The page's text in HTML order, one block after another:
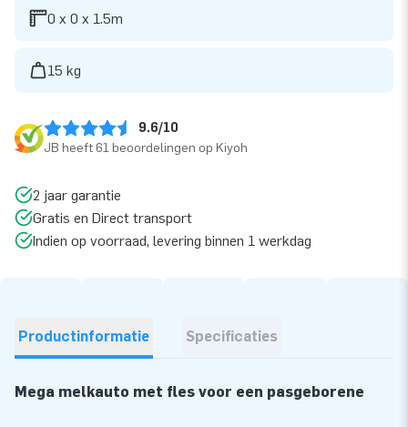
0 x 0 x 1.5m
15 kg
9.6/10
JB heeft 61 beoordelingen op Kiyoh
2 jaar garantie
Gratis en Direct transport
Indien op voorraad, levering binnen 1 werkdag
Productinformatie Specificaties
Mega melkauto met fles voor een pasgeborene